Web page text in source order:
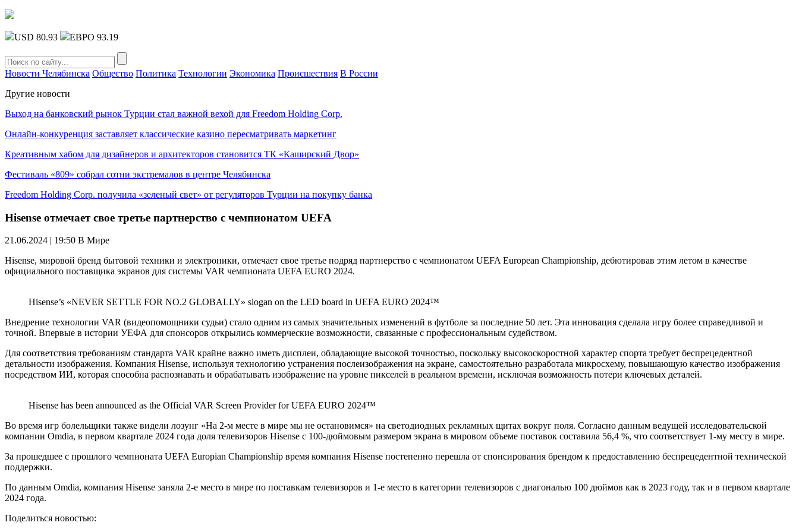
USD 80.93 ЕВРО 93.19
Новости Челябинска Общество Политика Технологии Экономика Происшествия В России
Другие новости
Выход на банковский рынок Турции стал важной вехой для Freedom Holding Corp.
Онлайн-конкуренция заставляет классические казино пересматривать маркетинг
Креативным хабом для дизайнеров и архитекторов становится ТК «Каширский Двор»
Фестиваль «809» собрал сотни экстремалов в центре Челябинска
Freedom Holding Corp. получила «зеленый свет» от регуляторов Турции на покупку банка
Hisense отмечает свое третье партнерство с чемпионатом UEFA
21.06.2024 | 19:50 В Мире
Hisense, мировой бренд бытовой техники и электроники, отмечает свое третье подряд партнерство с чемпионатом UEFA European Championship, дебютировав этим летом в качестве
официального поставщика экранов для системы VAR чемпионата UEFA EURO 2024.
Hisense’s «NEVER SETTLE FOR NO.2 GLOBALLY» slogan on the LED board in UEFA EURO 2024™
Внедрение технологии VAR (видеопомощники судьи) стало одним из самых значительных изменений в футболе за последние 50 лет. Эта инновация сделала игру более справедливой и
точной. Впервые в истории УЕФА для спонсоров открылись коммерческие возможности, связанные с профессиональным судейством.
Для соответствия требованиям стандарта VAR крайне важно иметь дисплеи, обладающие высокой точностью, поскольку высокоскоростной характер спорта требует беспрецедентной
детальности изображения. Компания Hisense, используя технологию устранения послеизображения на экране, самостоятельно разработала микросхему, повышающую качество изображения
посредством ИИ, которая способна распознавать и обрабатывать изображение на уровне пикселей в реальном времени, исключая возможность потери ключевых деталей.
Hisense has been announced as the Official VAR Screen Provider for UEFA EURO 2024™
Во время игр болельщики также видели лозунг «На 2-м месте в мире мы не остановимся» на светодиодных рекламных щитах вокруг поля. Согласно данным ведущей исследовательской
компании Omdia, в первом квартале 2024 года доля телевизоров Hisense с 100-дюймовым размером экрана в мировом объеме поставок составила 56,4 %, что соответствует 1-му месту в мире.
За прошедшее с прошлого чемпионата UEFA Europian Championship время компания Hisense постепенно перешла от спонсирования брендом к предоставлению беспрецедентной технической
поддержки.
По данным Omdia, компания Hisense заняла 2-е место в мире по поставкам телевизоров и 1-е место в категории телевизоров с диагональю 100 дюймов как в 2023 году, так и в первом квартале
2024 года.
Поделиться новостью: